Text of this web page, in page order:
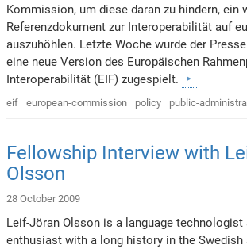
Kommission, um diese daran zu hindern, ein
Referenzdokument zur Interoperabilität auf
auszuhöhlen. Letzte Woche wurde der
eine neue Version des Europäischen
Interoperabilität (EIF) zugespielt.
eif european-commission policy public-
Fellowship Interview with
Olsson
28 October 2009
Leif-Jöran Olsson is a language technologist
enthusiast with a long history in the